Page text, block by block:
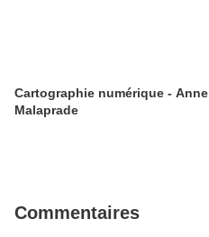
Cartographie numérique - Anne
Malaprade
Commentaires